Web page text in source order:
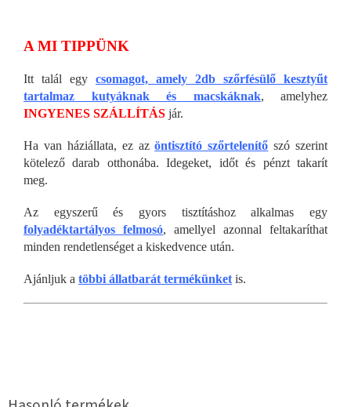
A MI TIPPÜNK
Itt talál egy csomagot, amely 2db szőrfésülő kesztyűt
tartalmaz kutyáknak és macskáknak, amelyhez
INGYENES SZÁLLÍTÁS jár.
Ha van háziállata, ez azöntisztító szőrtelenítő szó szerint
kötelező darab otthonába. Idegeket, időt és pénzt takarít
meg.
Az egyszerű és gyors tisztításhoz alkalmas egy
folyadéktartályos felmosó, amellyel azonnal feltakaríthat
minden rendetlenséget a kiskedvence után.
Ajánljuk a többi állatbarát termékünket is.